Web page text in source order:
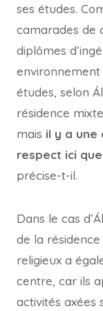
ses études.
camarades de
diplômes
études, selon
résidence
mais il y a
respect ici
précise-t-il.
Dans le cas
de la
religieux a
centre, car ils
activités axées